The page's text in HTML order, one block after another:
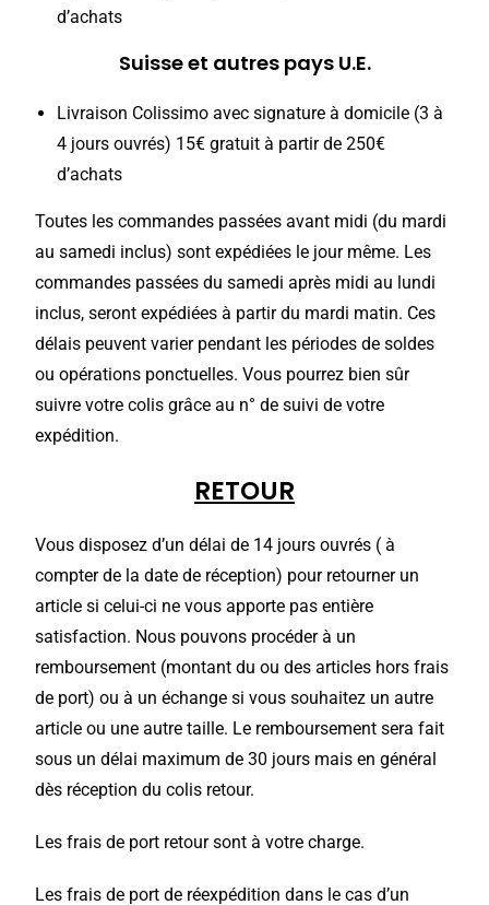
d’achats
Suisse et autres pays U.E.
Livraison Colissimo avec signature à domicile (3 à
4 jours ouvrés) 15€ gratuit à partir de 250€
d’achats
Toutes les commandes passées avant midi (du mardi
au samedi inclus) sont expédiées le jour même. Les
commandes passées du samedi après midi au lundi
inclus, seront expédiées à partir du mardi matin. Ces
délais peuvent varier pendant les périodes de soldes
ou opérations ponctuelles. Vous pourrez bien sûr
suivre votre colis grâce au n° de suivi de votre
expédition.
RETOUR
Vous disposez d’un délai de 14 jours ouvrés ( à
compter de la date de réception) pour retourner un
article si celui-ci ne vous apporte pas entière
satisfaction. Nous pouvons procéder à un
remboursement (montant du ou des articles hors frais
de port) ou à un échange si vous souhaitez un autre
article ou une autre taille. Le remboursement sera fait
sous un délai maximum de 30 jours mais en général
dès réception du colis retour.
Les frais de port retour sont à votre charge.
Les frais de port de réexpédition dans le cas d’un